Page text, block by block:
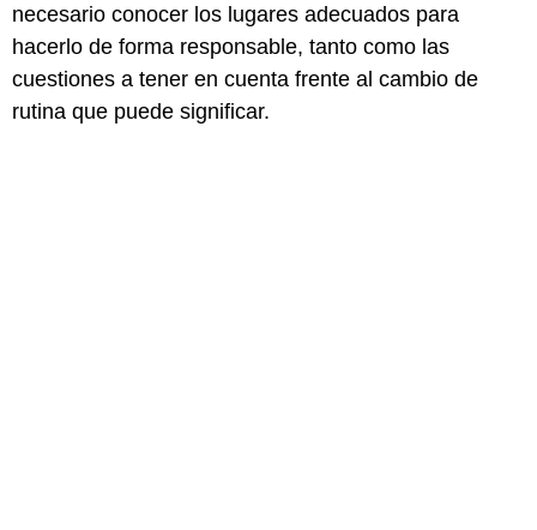
necesario conocer los lugares adecuados para
hacerlo de forma responsable, tanto como las
cuestiones a tener en cuenta frente al cambio de
rutina que puede significar.